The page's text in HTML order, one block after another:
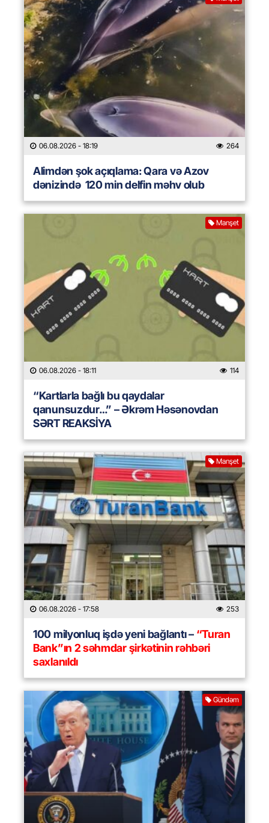
06.08.2026 - 18:19 264
Alimdən şok açıqlama: Qara və Azov
dənizində 120 min delfin məhv olub
Manşet
06.08.2026 - 18:11 114
“Kartlarla bağlı bu qaydalar
qanunsuzdur…” – Əkrəm Həsənovdan
SƏRT REAKSİYA
Manşet
06.08.2026 - 17:58 253
100 milyonluq işdə yeni bağlantı –“Turan
Bank”ın 2 səhmdar şirkətinin rəhbəri
saxlanıldı
Gündəm